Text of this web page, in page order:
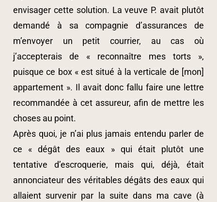
envisager cette solution. La veuve P. avait plutôt
demandé à sa compagnie d’assurances de
m’envoyer un petit courrier, au cas où
j’accepterais de « reconnaître mes torts »,
puisque ce box « est situé à la verticale de [mon]
appartement ». Il avait donc fallu faire une lettre
recommandée à cet assureur, afin de mettre les
choses au point.
Après quoi, je n’ai plus jamais entendu parler de
ce « dégât des eaux » qui était plutôt une
tentative d’escroquerie, mais qui, déjà, était
annonciateur des véritables dégâts des eaux qui
allaient survenir par la suite dans ma cave (à